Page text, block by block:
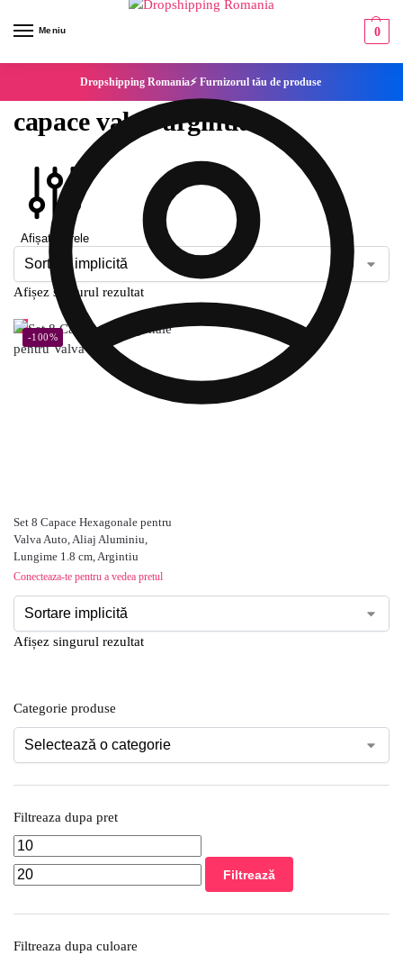
Meniu 0
Dropshipping Romania⚡ Furnizorul tău de produse
capace valva argintiu
Afișați filtrele
Afișez singurul rezultat
-100%
Set 8 Capace Hexagonale pentru
Valva Auto, Aliaj Aluminiu,
Lungime 1.8 cm, Argintiu
Conecteaza-te pentru a vedea pretul
Afișez singurul rezultat
Categorie produse
Filtreaza dupa pret
Filtrează
Filtreaza dupa culoare